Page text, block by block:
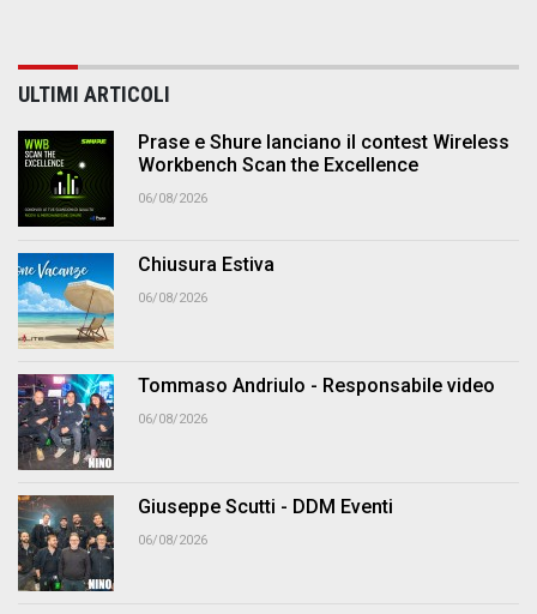
ULTIMI ARTICOLI
Prase e Shure lanciano il contest Wireless
Workbench Scan the Excellence
06/08/2026
Chiusura Estiva
06/08/2026
Tommaso Andriulo - Responsabile video
06/08/2026
Giuseppe Scutti - DDM Eventi
06/08/2026